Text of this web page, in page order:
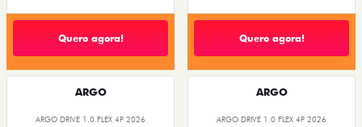
Quero agora! Quero agora!
ARGO
ARGO DRIVE 1.0 FLEX 4P 2026
ARGO
ARGO DRIVE 1.0 FLEX 4P 2026